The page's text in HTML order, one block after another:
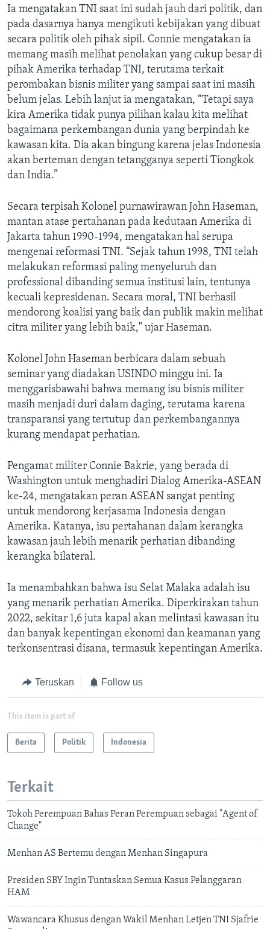
Ia mengatakan TNI saat ini sudah jauh dari politik, dan
pada dasarnya hanya mengikuti kebijakan yang dibuat
secara politik oleh pihak sipil. Connie mengatakan ia
memang masih melihat penolakan yang cukup besar di
pihak Amerika terhadap TNI, terutama terkait
perombakan bisnis militer yang sampai saat ini masih
belum jelas. Lebih lanjut ia mengatakan, “Tetapi saya
kira Amerika tidak punya pilihan kalau kita melihat
bagaimana perkembangan dunia yang berpindah ke
kawasan kita. Dia akan bingung karena jelas Indonesia
akan berteman dengan tetangganya seperti Tiongkok
dan India.”
Secara terpisah Kolonel purnawirawan John Haseman,
mantan atase pertahanan pada kedutaan Amerika di
Jakarta tahun 1990-1994, mengatakan hal serupa
mengenai reformasi TNI. “Sejak tahun 1998, TNI telah
melakukan reformasi paling menyeluruh dan
professional dibanding semua institusi lain, tentunya
kecuali kepresidenan. Secara moral, TNI berhasil
mendorong koalisi yang baik dan publik makin melihat
citra militer yang lebih baik," ujar Haseman.
Kolonel John Haseman berbicara dalam sebuah
seminar yang diadakan USINDO minggu ini. Ia
menggarisbawahi bahwa memang isu bisnis militer
masih menjadi duri dalam daging, terutama karena
transparansi yang tertutup dan perkembangannya
kurang mendapat perhatian.
Pengamat militer Connie Bakrie, yang berada di
Washington untuk menghadiri Dialog Amerika-ASEAN
ke-24, mengatakan peran ASEAN sangat penting
untuk mendorong kerjasama Indonesia dengan
Amerika. Katanya, isu pertahanan dalam kerangka
kawasan jauh lebih menarik perhatian dibanding
kerangka bilateral.
Ia menambahkan bahwa isu Selat Malaka adalah isu
yang menarik perhatian Amerika. Diperkirakan tahun
2022, sekitar 1,6 juta kapal akan melintasi kawasan itu
dan banyak kepentingan ekonomi dan keamanan yang
terkonsentrasi disana, termasuk kepentingan Amerika.
Teruskan Follow us
This item is part of
Berita Politik Indonesia
Terkait
Tokoh Perempuan Bahas Peran Perempuan sebagai "Agent of
Change"
Menhan AS Bertemu dengan Menhan Singapura
Presiden SBY Ingin Tuntaskan Semua Kasus Pelanggaran
HAM
Wawancara Khusus dengan Wakil Menhan Letjen TNI Sjafrie